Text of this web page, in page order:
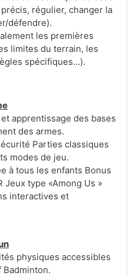
régulier, changer la
défendre).
les premières
limites du terrain, les
spécifiques…).
apprentissage des bases
des armes.
Parties classiques
modes de jeu.
à tous les enfants Bonus
Jeux type «Among Us »
interactives et
physiques accessibles
Badminton.